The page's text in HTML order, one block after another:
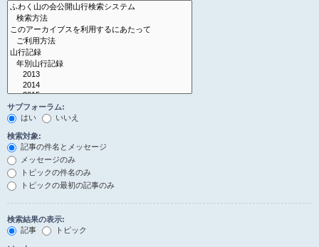
サブフォーラム:
はい
いいえ
検索対象:
記事の件名とメッセージ
メッセージのみ
トピックの件名のみ
トピックの最初の記事のみ
検索結果の表示:
記事
トピック